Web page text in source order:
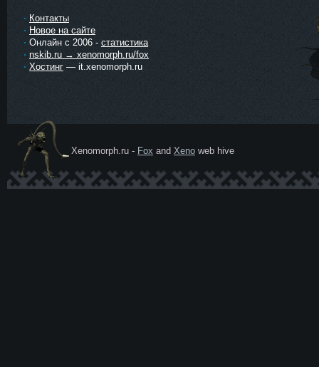
Контакты
Новое на сайте
Онлайн с 2006 - статистика
nskib.ru → xenomorph.ru/fox
Хостинг — it.xenomorph.ru
Ксеномо
Xenomorph.ru - Fox and Xeno web hive